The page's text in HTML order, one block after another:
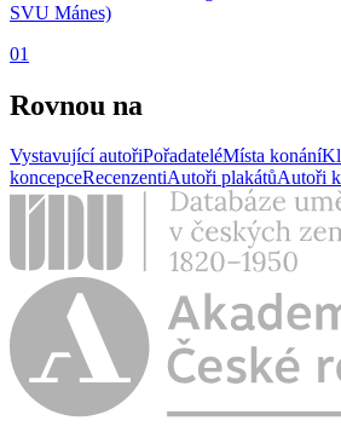
SVU Mánes)
01
Rovnou na
Vystavující autořiPořadateléMísta konání
koncepceRecenzentiAutoři plakátůAutoři